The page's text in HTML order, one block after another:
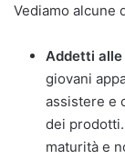
Vediamo alcune
Addetti
giovani
assistere e
dei
maturità e